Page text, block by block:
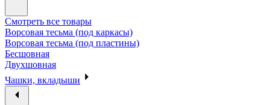
Смотреть все товары
Ворсовая тесьма (под каркасы)
Ворсовая тесьма (под пластины)
Бесшовная
Двухшовная
Чашки, вкладыши